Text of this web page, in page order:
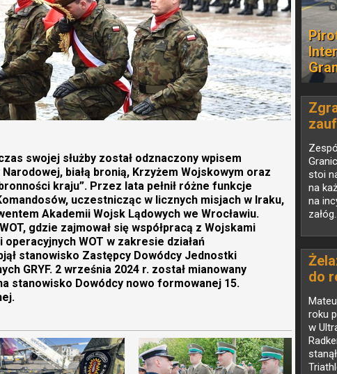
swojej służby został odznaczony wpisem
białą bronią, Krzyżem Wojskowym oraz
kraju”. Przez lata pełnił różne funkcje
uczestnicząc w licznych misjach w Iraku,
Akademii Wojsk Lądowych we Wrocławiu.
gdzie zajmował się współpracą z Wojskami
WOT w zakresie działań
stanowisko Zastępcy Dowódcy Jednostki
GRYF. 2 września 2024 r. został mianowany
stanowisko Dowódcy nowo formowanej 15.
stoi
na
na
do
roku
w